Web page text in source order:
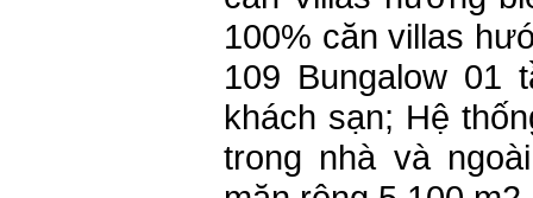
100% căn villas
109 Bungalow 01
khách sạn; Hệ
trong nhà và